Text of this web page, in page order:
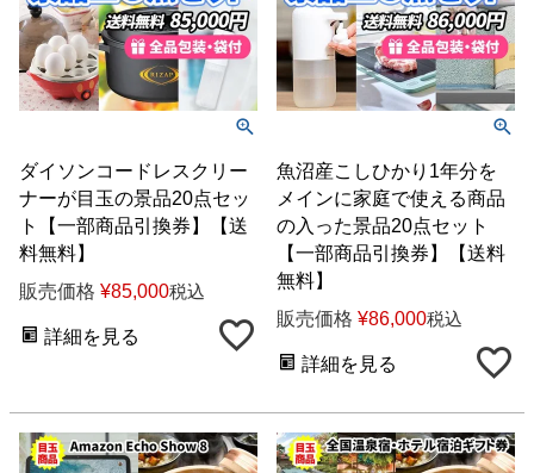
ダイソンコードレスクリー
ナーが目玉の景品20点セッ
ト【一部商品引換券】【送
料無料】
販売価格 ¥85,000税込
詳細を見る
魚沼産こしひかり1年分を
メインに家庭で使える商品
の入った景品20点セット
【一部商品引換券】【送料
無料】
販売価格 ¥86,000税込
詳細を見る